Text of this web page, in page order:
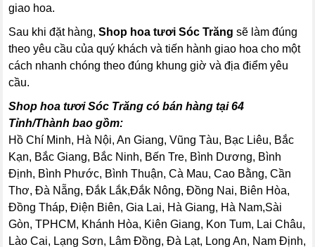
giao hoa.
Sau khi đặt hàng,Shop hoa tươi Sóc Trăng sẽ làm đúng
theo yêu cầu của quý khách và tiến hành giao hoa cho một
cách nhanh chóng theo đúng khung giờ và địa điểm yêu
cầu.
Shop hoa tươi Sóc Trăng có bán hàng tại 64
Tỉnh/Thành bao gồm:
Hồ Chí Minh, Hà Nội, An Giang, Vũng Tàu, Bạc Liêu, Bắc
Kạn, Bắc Giang, Bắc Ninh, Bến Tre, Bình Dương, Bình
Định, Bình Phước, Bình Thuận, Cà Mau, Cao Bằng, Cần
Thơ, Đà Nẵng, Đắk Lắk,Đắk Nông, Đồng Nai, Biên Hòa,
Đồng Tháp, Điện Biên, Gia Lai, Hà Giang, Hà Nam,Sài
Gòn, TPHCM, Khánh Hòa, Kiên Giang, Kon Tum, Lai Châu,
Lào Cai, Lạng Sơn, Lâm Đồng, Đà Lạt, Long An, Nam Định,